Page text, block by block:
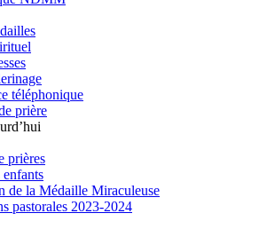
téléphonique
prière
prières
de la Médaille Miraculeuse
pastorales 2023-2024